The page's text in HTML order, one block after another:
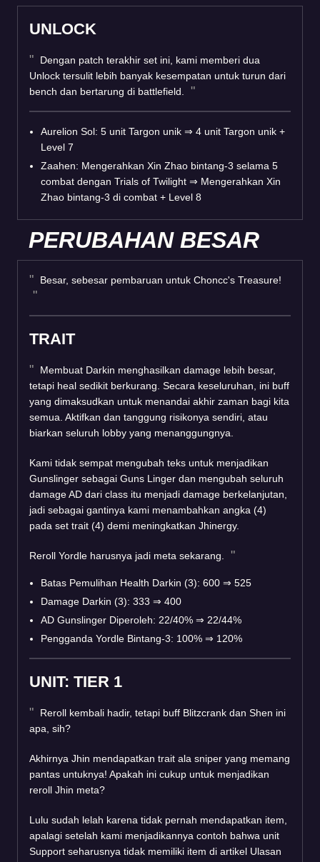
UNLOCK
Dengan patch terakhir set ini, kami memberi dua
Unlock tersulit lebih banyak kesempatan untuk turun dari
bench dan bertarung di battlefield.
Aurelion Sol: 5 unit Targon unik ⇒ 4 unit Targon unik +
Level 7
Zaahen: Mengerahkan Xin Zhao bintang-3 selama 5
combat dengan Trials of Twilight ⇒ Mengerahkan Xin
Zhao bintang-3 di combat + Level 8
PERUBAHAN BESAR
Besar, sebesar pembaruan untuk Choncc's Treasure!
TRAIT
Membuat Darkin menghasilkan damage lebih besar,
tetapi heal sedikit berkurang. Secara keseluruhan, ini buff
yang dimaksudkan untuk menandai akhir zaman bagi kita
semua. Aktifkan dan tanggung risikonya sendiri, atau
biarkan seluruh lobby yang menanggungnya.
Kami tidak sempat mengubah teks untuk menjadikan
Gunslinger sebagai Guns Linger dan mengubah seluruh
damage AD dari class itu menjadi damage berkelanjutan,
jadi sebagai gantinya kami menambahkan angka (4)
pada set trait (4) demi meningkatkan Jhinergy.
Reroll Yordle harusnya jadi meta sekarang.
Batas Pemulihan Health Darkin (3): 600 ⇒ 525
Damage Darkin (3): 333 ⇒ 400
AD Gunslinger Diperoleh: 22/40% ⇒ 22/44%
Pengganda Yordle Bintang-3: 100% ⇒ 120%
UNIT: TIER 1
Reroll kembali hadir, tetapi buff Blitzcrank dan Shen ini
apa, sih?
Akhirnya Jhin mendapatkan trait ala sniper yang memang
pantas untuknya! Apakah ini cukup untuk menjadikan
reroll Jhin meta?
Lulu sudah lelah karena tidak pernah mendapatkan item,
apalagi setelah kami menjadikannya contoh bahwa unit
Support seharusnya tidak memiliki item di artikel Ulasan